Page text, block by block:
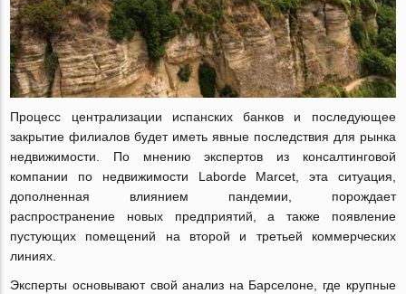
Процесс централизации испанских банков и последующее
закрытие филиалов будет иметь явные последствия для рынка
недвижимости. По мнению экспертов из консалтинговой
компании по недвижимости Laborde Marcet, эта ситуация,
дополненная влиянием пандемии, порождает
распространение новых предприятий, а также появление
пустующих помещений на второй и третьей коммерческих
линиях.
Эксперты основывают свой анализ на Барселоне, где крупные